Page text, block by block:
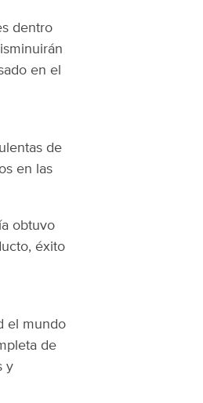
dentro
en el
de
en las
obtuvo
éxito
el mundo
de
y